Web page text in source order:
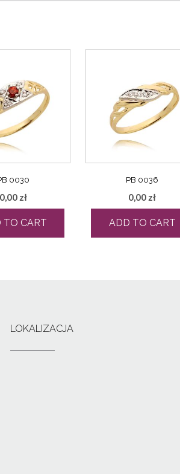
0030
0,00 zł
TO CART
PB 0036
0,00 zł
ADD TO CART
LOKALIZACJA